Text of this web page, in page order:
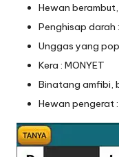
Hewan berambut,
Penghisap darah :
Unggas yang
Kera : MONYET
Binatang amfibi,
Hewan pengerat :